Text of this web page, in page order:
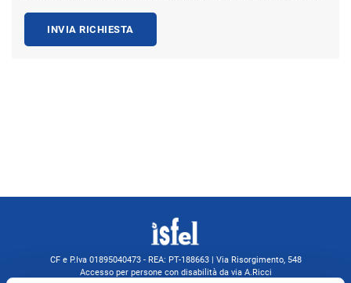
INVIA RICHIESTA
CF e P.Iva 01895040473 - REA: PT-188663 | Via Risorgimento, 548
Accesso per persone con disabilità da via A.Ricci